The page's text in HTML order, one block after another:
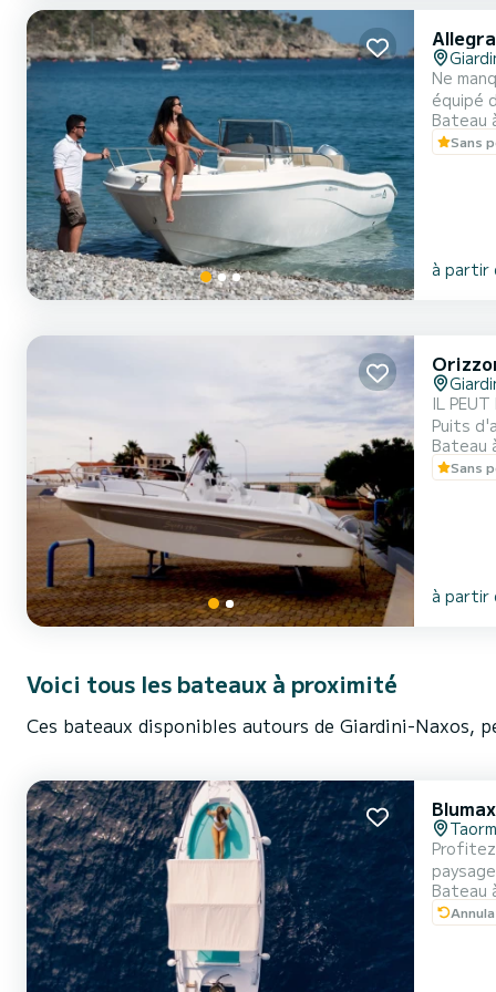
Ne
équipé
des
Bateau
Sans
à partir
IL PEUT ÊTRE
Puits
à
Bateau
Sans
à partir
Voici tous les bateaux à proximité
Ces bateaux disponibles autours de Giardini-Naxos,
Profitez de votre
paysages naturels
eaux cristallines
Bateau